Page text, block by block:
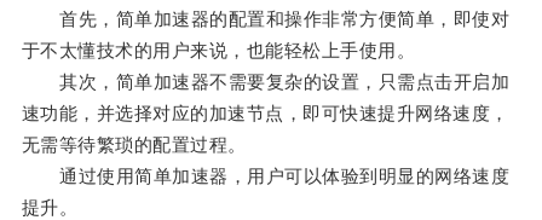
首先，简单加速器的配置和操作非常方便简单，即使对
于不太懂技术的用户来说，也能轻松上手使用。
其次，简单加速器不需要复杂的设置，只需点击开启加
速功能，并选择对应的加速节点，即可快速提升网络速度，
无需等待繁琐的配置过程。
通过使用简单加速器，用户可以体验到明显的网络速度
提升。